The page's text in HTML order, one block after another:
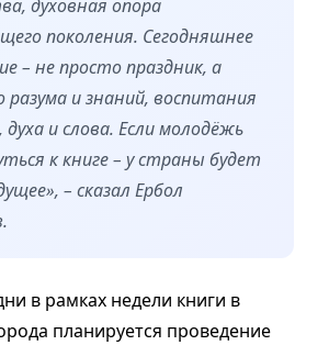
духовная опора
поколения. Сегодняшнее
– не просто праздник, а
и знаний, воспитания
и слова. Если молодёжь
к книге – у страны будет
– сказал Ербол
в рамках недели книги в
планируется проведение